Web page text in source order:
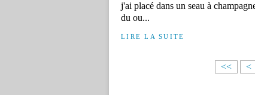
j'ai placé dans un seau à
du ou...
LIRE LA SUITE
<< <